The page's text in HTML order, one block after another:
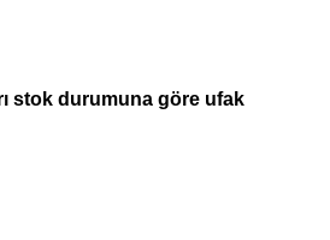
stok durumuna göre ufak